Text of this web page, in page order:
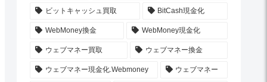
ビットキャッシュ買取 BitCash現金化
WebMoney換金 WebMoney現金化
ウェブマネー買取 ウェブマネー換金
ウェブマネー現金化.Webmoney ウェブマネー